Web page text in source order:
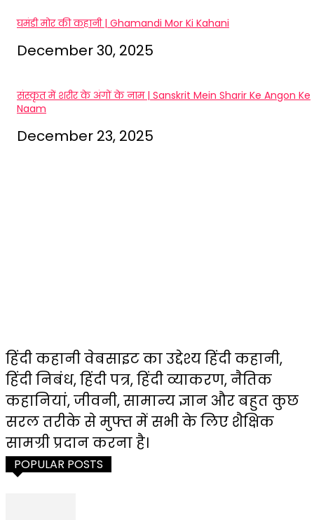
घमंडी मोर की कहानी | Ghamandi Mor Ki Kahani
December 30, 2025
संस्कृत में शरीर के अंगों के नाम | Sanskrit Mein Sharir Ke Angon Ke
Naam
December 23, 2025
हिंदी कहानी वेबसाइट का उद्देश्य हिंदी कहानी,
हिंदी निबंध, हिंदी पत्र, हिंदी व्याकरण, नैतिक
कहानियां, जीवनी, सामान्य ज्ञान और बहुत कुछ
सरल तरीके से मुफ्त में सभी के लिए शैक्षिक
सामग्री प्रदान करना है।
POPULAR POSTS